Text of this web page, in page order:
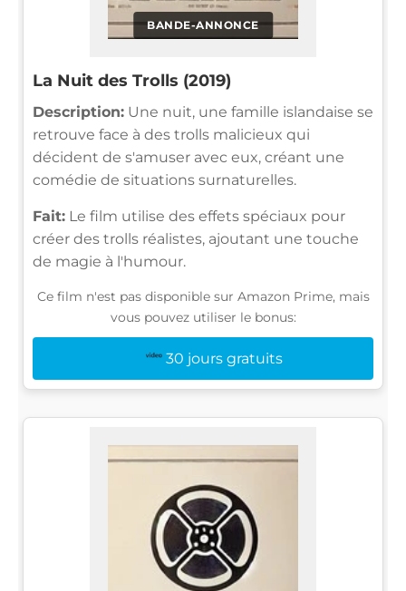
BANDE-ANNONCE
La Nuit des Trolls (2019)
Description: Une nuit, une famille islandaise se
retrouve face à des trolls malicieux qui
décident de s'amuser avec eux, créant une
comédie de situations surnaturelles.
Fait: Le film utilise des effets spéciaux pour
créer des trolls réalistes, ajoutant une touche
de magie à l'humour.
Ce film n'est pas disponible sur Amazon Prime, mais
vous pouvez utiliser le bonus:
30 jours gratuits